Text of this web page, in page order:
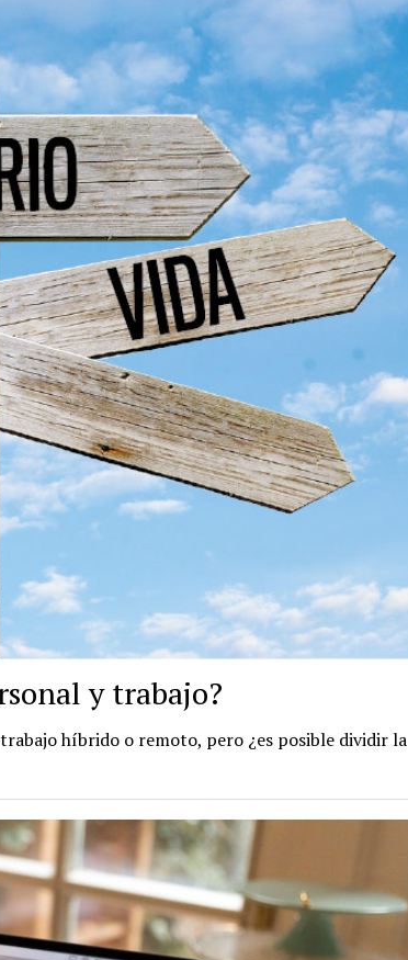
y trabajo?
híbrido o remoto, pero ¿es posible dividir la